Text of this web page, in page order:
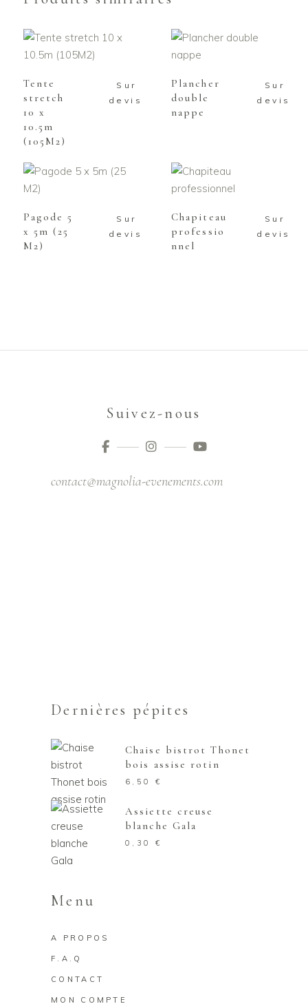
AJOUTER AU
PANIER
Tente
stretch
10 x
10.5m
(105M2)
Sur
devis
AJOUTER AU
Plancher
double
nappe
Sur
devis
AJOUTER AU
Pagode 5
x 5m (25
M2)
Sur
devis
AJOUTER AU
PANIER
Chapiteau
professio
nnel
Sur
devis
Suivez-nous
contact@magnolia-evenements.com
Dernières pépites
Chaise bistrot Thonet
bois assise rotin
6,50 €
Assiette creuse
blanche Gala
0,30 €
Menu
A PROPOS
F.A.Q
CONTACT
MON COMPTE